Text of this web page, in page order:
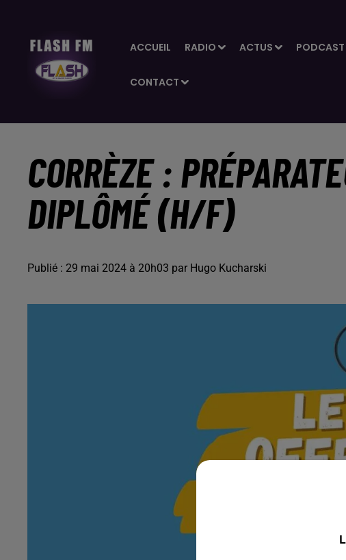
ACCUEIL RADIO ACTUS PODCAST
CONTACT
CORRÈZE :
DIPLÔMÉ (H/F)
Publié : 29 mai 2024 à 20h03 par Hugo Kucharski